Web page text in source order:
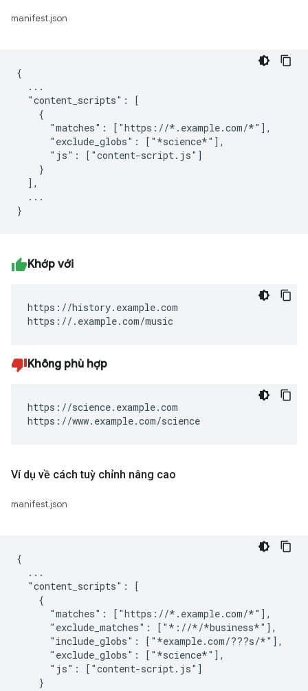
manifest.json
{
  ...
  "content_scripts": [
    {
      "matches": ["https://*.example.com/*"],
      "exclude_globs": ["*science*"],
      "js": ["content-script.js"]
    }
  ],
  ...
Khớp với
https://history.example.com
https://.example.com/music
Không phù hợp
https://science.example.com
https://www.example.com/science
Ví dụ về cách tuỳ chỉnh nâng cao
manifest.json
{
  ...
  "content_scripts": [
    {
      "matches": ["https://*.example.com/*"],
      "exclude_matches": ["*://*/*business*"],
      "include_globs": ["*example.com/???s/*"],
      "exclude_globs": ["*science*"],
      "js": ["content-script.js"]
    }